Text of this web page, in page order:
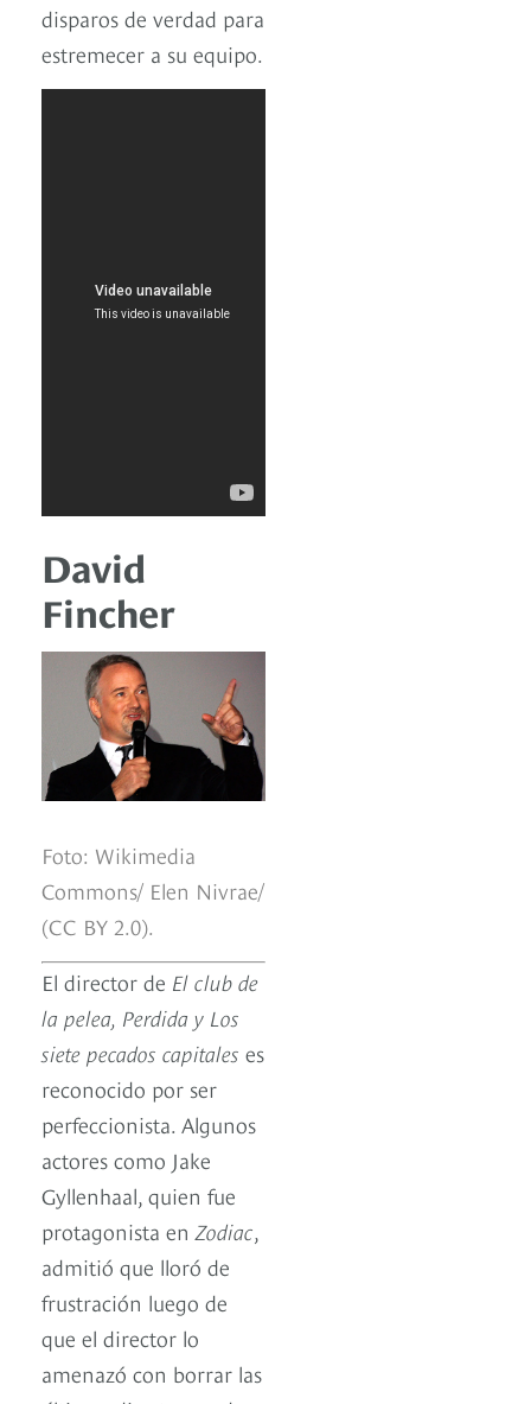
disparos de verdad para
estremecer a su equipo.
David
Fincher
Foto: Wikimedia
Commons/ Elen Nivrae/
(CC BY 2.0).
El director de El club de
la pelea, Perdida y Los
siete pecados capitales es
reconocido por ser
perfeccionista. Algunos
actores como Jake
Gyllenhaal, quien fue
protagonista en Zodiac
admitió que lloró de
frustración luego de
que el director lo
amenazó con borrar las